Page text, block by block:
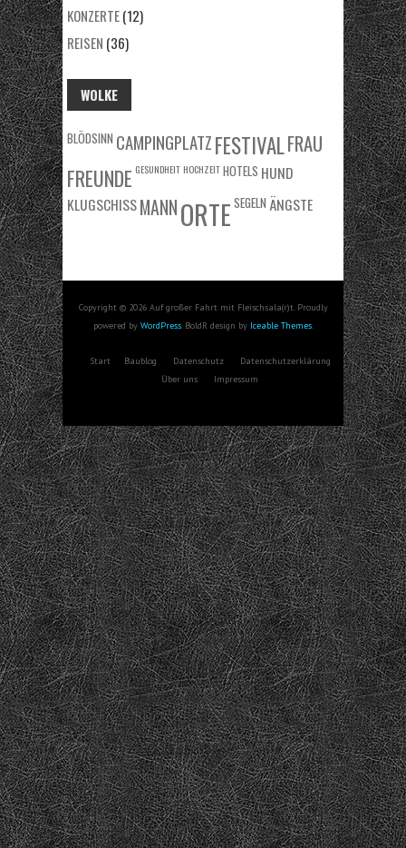
KONZERTE(12)
REISEN (36)
WOLKE
BLÖDSINN CAMPINGPLATZFESTIVALFRAU
FREUNDE GESUNDHEIT HOCHZEITHOTELS HUND
KLUGSCHISSMANNORTE SEGELN ÄNGSTE
Copyright © 2026 Auf großer Fahrt mit Fleischsala(r)t. Proudly
powered by WordPress. BoldR design by Iceable Themes.
Start Baublog Datenschutz
Datenschutzerklärung
Über uns
Impressum